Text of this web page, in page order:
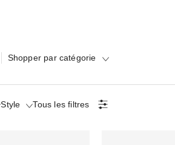
Shopper par catégorie
Style Tous les filtres